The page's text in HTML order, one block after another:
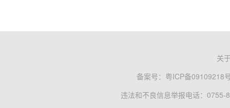
关
备案号： 粤ICP备09109218
违法和不良信息举报电话：0755-